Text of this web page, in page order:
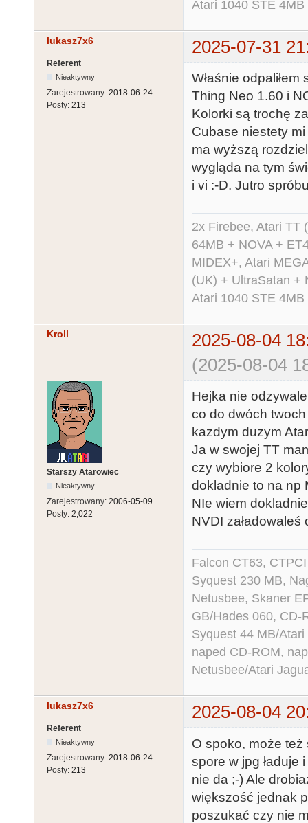
Atari 1040 STE
lukasz7x6 2025-07-31
Referent
Nieaktywny
Zarejestrowany: 2018-06-24
Posty: 213
Właśnie
Thing Neo 1.60 i
Kolorki są trochę
Cubase niestety
ma wyższą
wygląda na tym
i vi :-D. Jutro
2x Firebee, Atari TT
64MB + NOVA +
MIDEX+, Atari
(UK) + UltraSatan +
Atari 1040 STE
Kroll
2025-08-04
(2025-08-04
Starszy Atarowiec
Nieaktywny
Zarejestrowany: 2006-05-09
Posty: 2,022
Hejka nie
co do dwóch
kazdym duzym
Ja w swojej TT
czy wybiore 2
dokladnie to na np
NIe wiem
NVDI
Falcon CT63,
Syquest 230 MB,
Netusbee, Skaner
GB/Hades 060, CD-
Syquest 44 MB/
naped CD-ROM,
Netusbee/Atari
lukasz7x6 2025-08-04
Referent
Nieaktywny
Zarejestrowany: 2018-06-24
Posty: 213
O spoko, może też
spore w jpg ładuje
nie da ;-) Ale
większość jednak
poszukać czy nie